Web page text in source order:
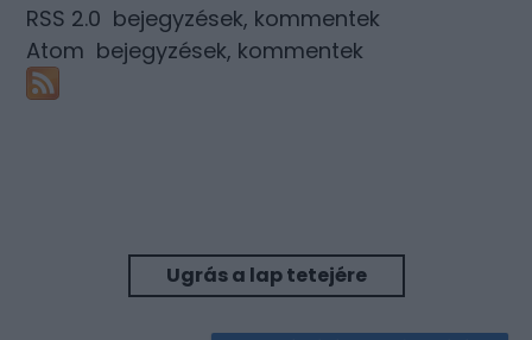
RSS 2.0 bejegyzések, kommentek
Atom bejegyzések, kommentek
Ugrás a lap tetejére